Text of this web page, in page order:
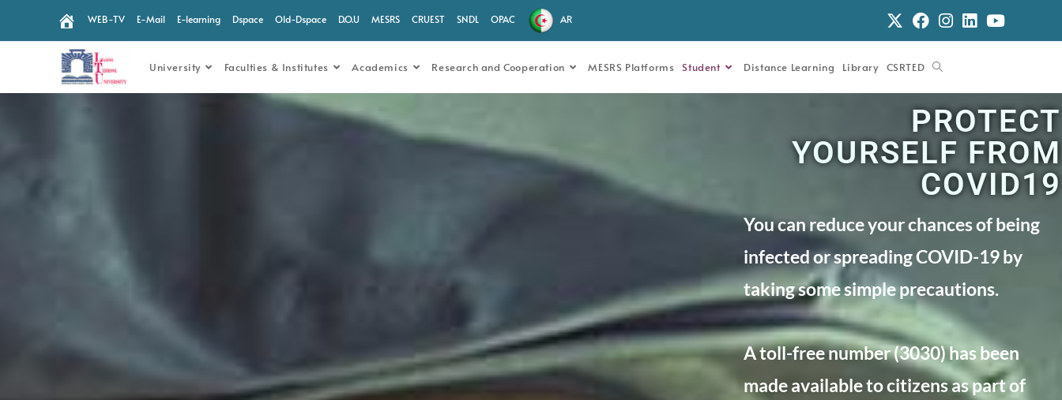
WEB-TV E-Mail E-learning Dspace Old-Dspace D.O.U MESRS CRUEST SNDL OPAC AR
University Faculties & Institutes Academics Research and Cooperation MESRS Platforms Student Distance Learning Library CSRTED
PROTECT
YOURSELF FROM
COVID19
You can reduce your chances of being
infected or spreading COVID-19 by
taking some simple precautions.
A toll-free number (3030) has been
made available to citizens as part of